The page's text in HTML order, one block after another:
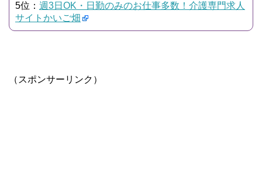
5位： 週3日OK・日勤のみのお仕事多数！介護専門求人
サイトかいご畑
（スポンサーリンク）